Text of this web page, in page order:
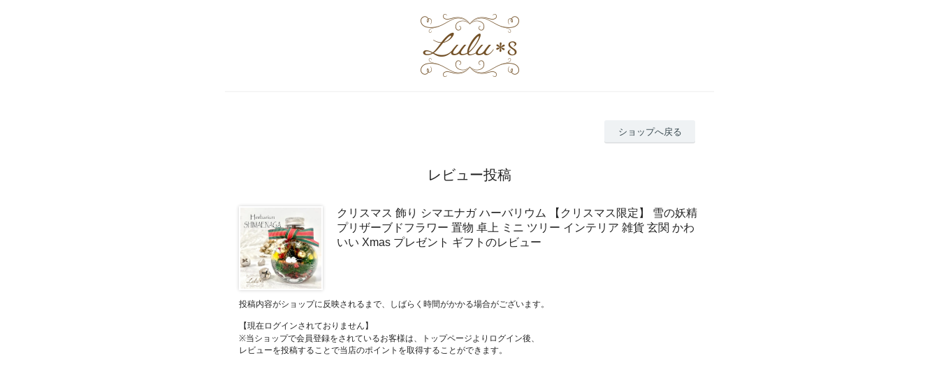
ショップへ戻る
レビュー投稿
クリスマス 飾り シマエナガ ハーバリウム 【クリスマス限定】 雪の妖精
プリザーブドフラワー 置物 卓上 ミニ ツリー インテリア 雑貨 玄関 かわ
いい Xmas プレゼント ギフトのレビュー
投稿内容がショップに反映されるまで、しばらく時間がかかる場合がございます。
【現在ログインされておりません】
※当ショップで会員登録をされているお客様は、トップページよりログイン後、
レビューを投稿することで当店のポイントを取得することができます。